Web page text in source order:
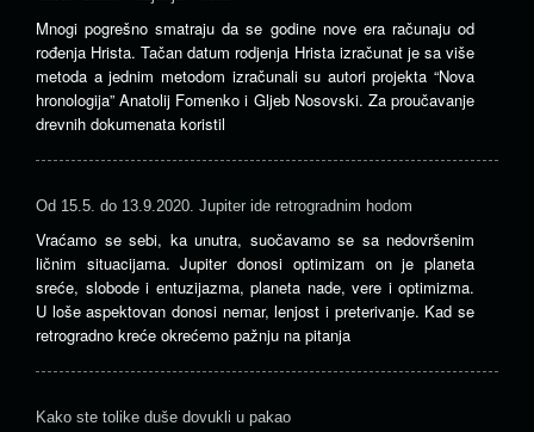
Mnogi pogrešno smatraju da se godine nove era računaju od
rođenja Hrista. Tačan datum rodjenja Hrista izračunat je sa više
metoda a jednim metodom izračunali su autori projekta “Nova
hronologija” Anatolij Fomenko i Gljeb Nosovski. Za proučavanje
drevnih dokumenata koristil
Od 15.5. do 13.9.2020. Jupiter ide retrogradnim hodom
Vraćamo se sebi, ka unutra, suočavamo se sa nedovršenim
ličnim situacijama. Jupiter donosi optimizam on je planeta
sreće, slobode i entuzijazma, planeta nade, vere i optimizma.
U loše aspektovan donosi nemar, lenjost i preterivanje. Kad se
retrogradno kreće okrećemo pažnju na pitanja
Kako ste tolike duše dovukli u pakao